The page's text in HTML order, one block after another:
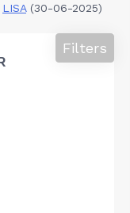
LISA(30-06-2025)
Filters